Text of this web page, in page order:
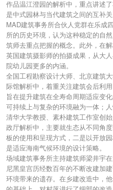
作品温江澄园的解析中，重点讲述
是中式园林与当代建筑之间的互补
MAD建筑事务所合伙人党群在乐成
所的历史环境，认为这种稳定的自
筑师去重点把握的概念。此外，在
英国建筑摄影师的拍摄成果，从大
院幼儿园更多的内涵。
全国工程勘察设计大师、北京建筑
际馆解析中，着重关注建筑会后利
旨在提升建筑在全寿命周期适应变
可持续上与复杂的环境融为一体；
清华大学教授、素朴建筑工作室创
政厅解析中，主要就生态从不同角
板的使用和呈现方式，二是以开放
是适应海南气候环境的设计策略。
场域建筑事务所主持建筑师梁井宇
尼黑皇宫历经数百年的不断改建加
环境带来的遗存。在乡建改造中，